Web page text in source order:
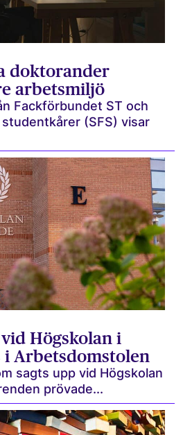
doktorander
arbetsmiljö
Fackförbundet ST och
(SFS) visar
Högskolan i
i Arbetsdomstolen
sagts upp vid Högskolan
prövade...